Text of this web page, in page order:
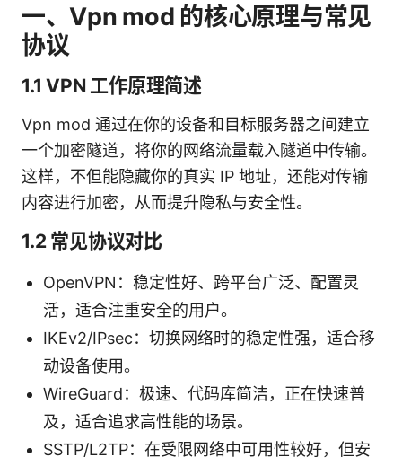
一、Vpn mod 的核心原理与常见
协议
1.1 VPN 工作原理简述
Vpn mod 通过在你的设备和目标服务器之间建立
一个加密隧道，将你的网络流量载入隧道中传输。
这样，不但能隐藏你的真实 IP 地址，还能对传输
内容进行加密，从而提升隐私与安全性。
1.2 常见协议对比
OpenVPN：稳定性好、跨平台广泛、配置灵
活，适合注重安全的用户。
IKEv2/IPsec：切换网络时的稳定性强，适合移
动设备使用。
WireGuard：极速、代码库简洁，正在快速普
及，适合追求高性能的场景。
SSTP/L2TP：在受限网络中可用性较好，但安